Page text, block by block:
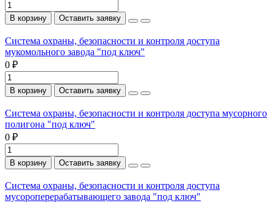
В корзину Оставить заявку
Система охраны, безопасности и контроля доступа
мукомольного завода "под ключ"
0 ₽
В корзину Оставить заявку
Система охраны, безопасности и контроля доступа мусорного
полигона "под ключ"
0 ₽
В корзину Оставить заявку
Система охраны, безопасности и контроля доступа
мусороперерабатывающего завода "под ключ"